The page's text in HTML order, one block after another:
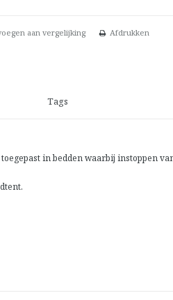
aan vergelijking Afdrukken
Tags
in bedden waarbij instoppen